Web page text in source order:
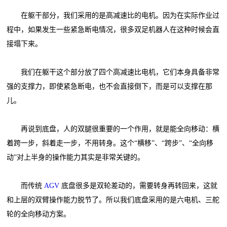
在躯干部分，我们采用的是高减速比的电机。因为在实际作业过
程中，如果发生一些紧急断电情况，很多双足机器人在这种时候会直
接塌下来。
我们在躯干这个部分放了四个高减速比电机，它们本身具备非常
强的支撑力，即使紧急断电，也不会直接倒下，而是可以支撑在那
儿。
再说到底盘，人的双腿很重要的一个作用，就是能全向移动：横
着跨一步，斜着走一步，不用转身。这个“横移”、“跨步”、“全向移
动”对上半身的操作能力其实是非常关键的。
而传统AGV 底盘很多是双轮差动的，需要转身再转回来，这就
和上层的双臂操作能力脱节了。所以我们底盘采用的是六电机、三舵
轮的全向移动方案。